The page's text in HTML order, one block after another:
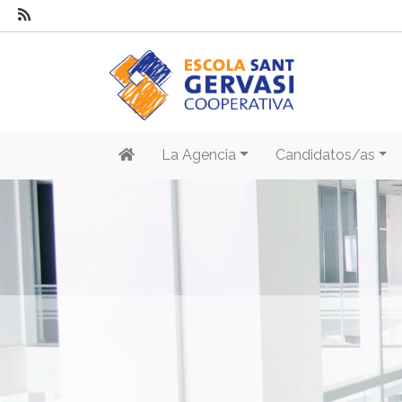
La Agencia Candidatos/as